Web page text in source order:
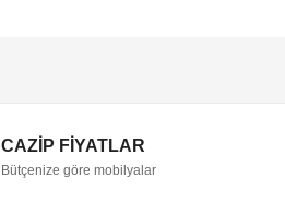
CAZIP FIYATLAR
Bütçenize göre mobilyalar